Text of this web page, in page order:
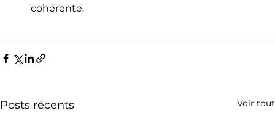
cohérente.
Posts récents Voir tout